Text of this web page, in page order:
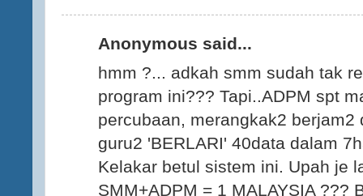
Anonymous said...
hmm ?... adkah smm sudah tak
program ini??? Tapi..ADPM spt
percubaan, merangkak2
guru2 'BERLARI' 40data dalam
Kelakar betul sistem ini. Upah je
SMM+ADPM = 1 MALAYSIA ???